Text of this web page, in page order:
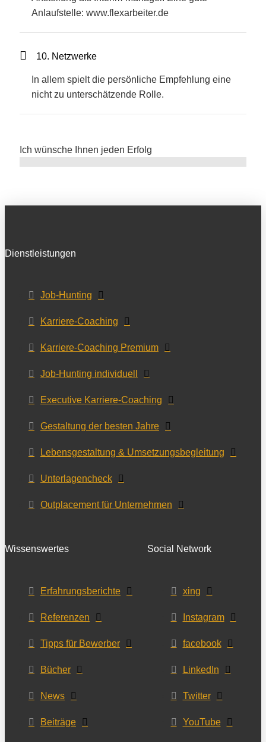
Anlaufstelle: www.flexarbeiter.de
10. Netzwerke
In allem spielt die persönliche Empfehlung eine
nicht zu unterschätzende Rolle.
Ich wünsche Ihnen jeden Erfolg
Dienstleistungen
Job-Hunting
Karriere-Coaching
Karriere-Coaching Premium
Job-Hunting individuell
Executive Karriere-Coaching
Gestaltung der besten Jahre
Lebensgestaltung & Umsetzungsbegleitung
Unterlagencheck
Outplacement für Unternehmen
Wissenswertes
Erfahrungsberichte
Referenzen
Tipps für Bewerber
Bücher
News
Beiträge
Social Network
xing
Instagram
facebook
LinkedIn
Twitter
YouTube